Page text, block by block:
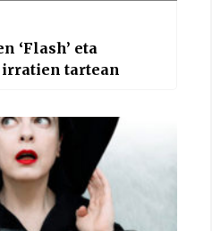
‘Flash’ eta
irratien tartean